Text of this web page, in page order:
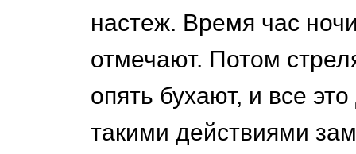
настеж. Время час
отмечают. Потом
опять бухают, и все
такими действиями